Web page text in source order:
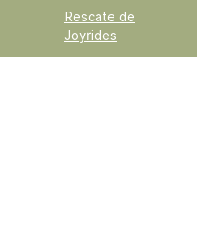
Rescate de
Joyrides